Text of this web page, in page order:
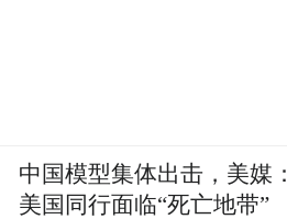
中国模型集体出击，美媒：
美国同行面临“死亡地带”